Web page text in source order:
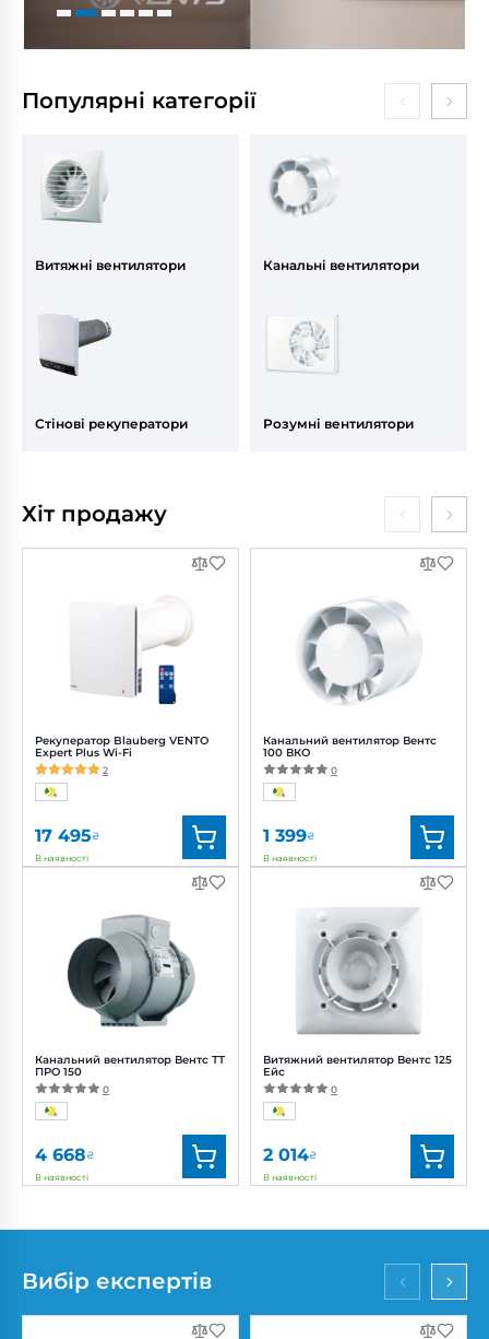
Популярні категорії
Витяжні вентилятори
Стінові рекуператори
Канальні вентилятори
Розумні вентилятори
Хіт продажу
Рекуператор Blauberg VENTO
Expert Plus Wi-Fi
2
17 495₴
В наявності
Blauberg
Артикул: 0688239836
Діаметр:
160 мм
Потужність:
Рівень
шуму:
Канальний вентилятор Вентс ТТ
ПРО 150
0
4 668₴
В наявності
Артикул:0687908677
Потужність: 42, 50 Вт
32, 44 дБ(А)
Канальний вентилятор Вентс
100 ВКО
0
1 399₴
В наявності
Вентс
Артикул:
0000215598
Діаметр:
100 мм
Потужність:
Рівень
шуму:
Витяжний вентилятор Вентс 125
Ейс
0
2 014₴
В наявності
Артикул: 0688226023
125 мм
Вибір експертів